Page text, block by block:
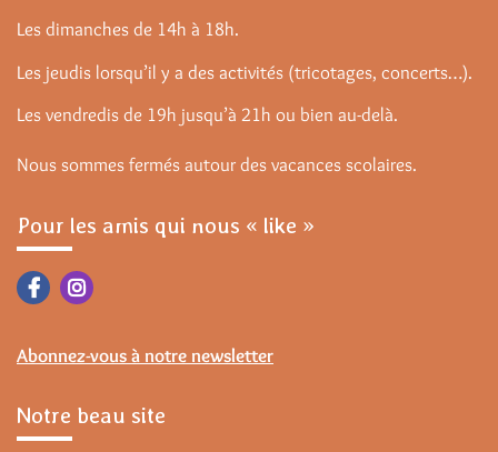
Les dimanches de 14h à 18h.
Les jeudis lorsqu’il y a des activités (tricotages, concerts…).
Les vendredis de 19h jusqu’à 21h ou bien au-delà.
Nous sommes fermés autour des vacances scolaires.
Pour les amis qui nous « like »
Abonnez-vous à notre newsletter
Notre beau site